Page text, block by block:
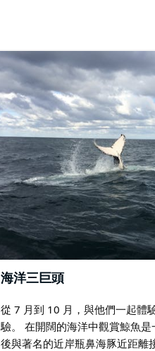
海洋三巨頭
從 7 月到 10 月，與他們一起體
驗。 在開闊的海洋中觀賞鯨魚
後與著名的近岸瓶鼻海豚近距離